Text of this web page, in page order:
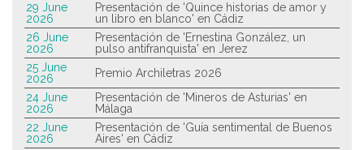
29 June
2026
Presentación de 'Quince historias de amor y
un libro en blanco' en Cádiz
26 June
2026
Presentación de 'Ernestina González, un
pulso antifranquista' en Jerez
25 June
2026
Premio Archiletras 2026
24 June
2026
Presentación de 'Mineros de Asturias' en
Málaga
22 June
2026
Presentación de 'Guía sentimental de Buenos
Aires' en Cádiz